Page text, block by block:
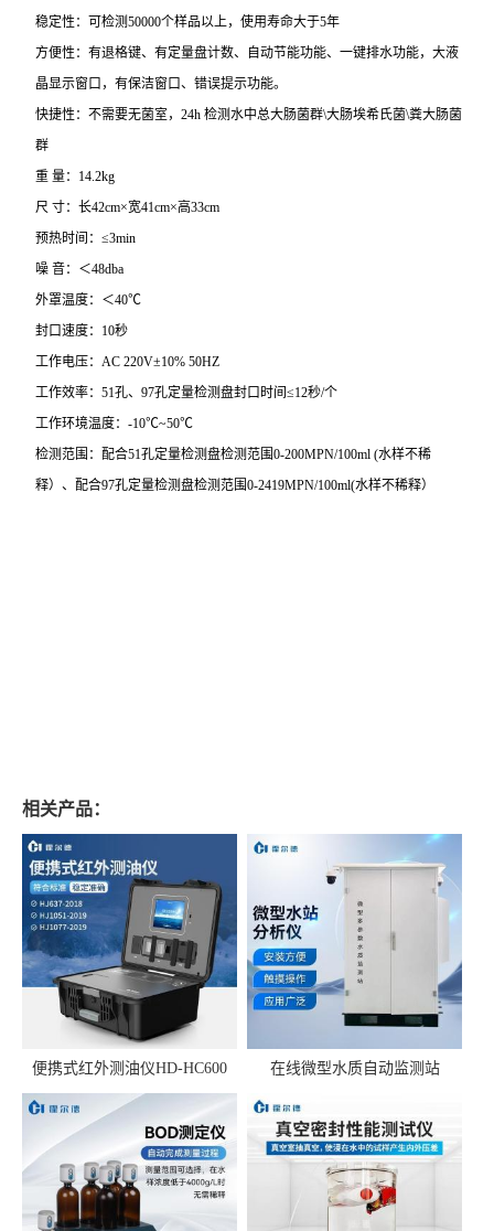
稳定性：可检测50000个样品以上，使用寿命大于5年
方便性：有退格键、有定量盘计数、自动节能功能、一键排水功能，大液
晶显示窗口，有保洁窗口、错误提示功能。
快捷性：不需要无菌室，24h 检测水中总大肠菌群\大肠埃希氏菌\粪大肠菌
群
重 量：14.2kg
尺 寸：长42cm×宽41cm×高33cm
预热时间：≤3min
噪 音：＜48dba
外罩温度：＜40℃
封口速度：10秒
工作电压：AC 220V±10% 50HZ
工作效率：51孔、97孔定量检测盘封口时间≤12秒/个
工作环境温度：-10℃~50℃
检测范围：配合51孔定量检测盘检测范围0-200MPN/100ml (水样不稀
释）、配合97孔定量检测盘检测范围0-2419MPN/100ml(水样不稀释）
相关产品：
便携式红外测油仪HD-HC600 在线微型水质自动监测站